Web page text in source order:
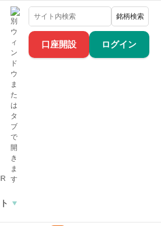
口座開設 ログイン
銘柄検索